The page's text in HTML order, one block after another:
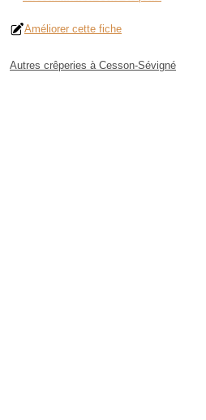
Améliorer cette fiche
Autres crêperies à Cesson-Sévigné